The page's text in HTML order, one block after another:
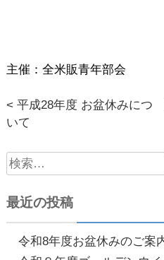
主催：全米販青年部会
投
ナ
ー
< 平成28年度 お盆休みにつ
いて
検
索:
最近の投稿
令和8年度お盆休みのご案